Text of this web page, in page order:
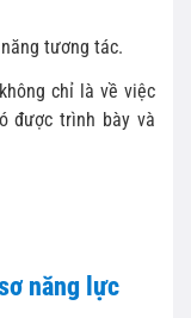
tương tác.
chỉ là về việc
được trình bày và
năng lực